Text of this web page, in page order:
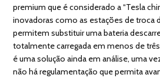
premium que é considerado a “Tesla
inovadoras como as estações de troca
permitem substituir uma bateria
totalmente carregada em menos de
é uma solução ainda em análise, uma
não há regulamentação que permita